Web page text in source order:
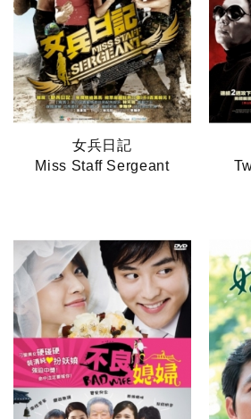
女兵日記
Miss Staff Sergeant